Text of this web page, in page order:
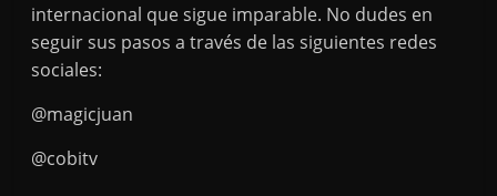
internacional que sigue imparable. No dudes en
seguir sus pasos a través de las siguientes redes
sociales:
@magicjuan
@cobitv